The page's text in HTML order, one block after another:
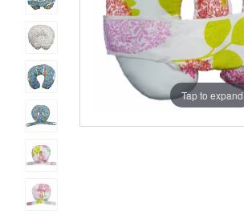
Tap to expand